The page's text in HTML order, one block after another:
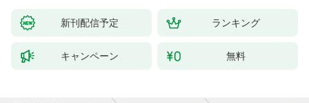
新刊配信予定 ランキング
キャンペーン 無料